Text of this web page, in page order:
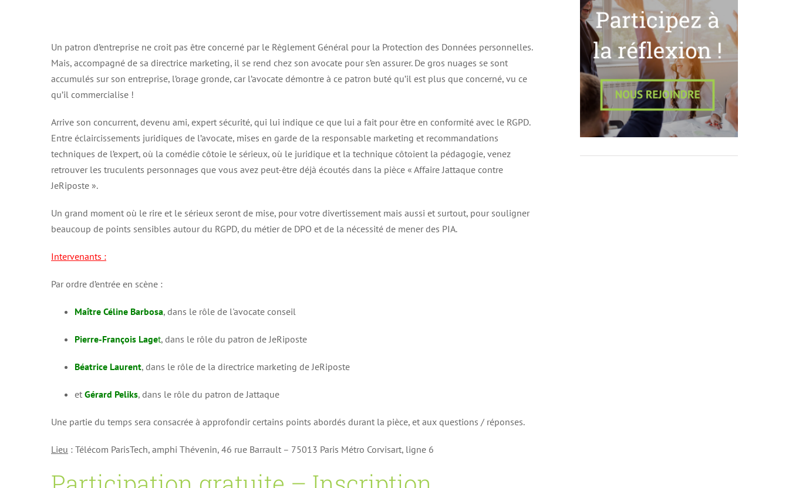
Un patron d’entreprise ne croit pas être concerné par le Règlement Général pour la Protection des Données personnelles.
Mais, accompagné de sa directrice marketing, il se rend chez son avocate pour s’en assurer. De gros nuages se sont
accumulés sur son entreprise, l’orage gronde, car l’avocate démontre à ce patron buté qu’il est plus que concerné, vu ce
qu’il commercialise !
Arrive son concurrent, devenu ami, expert sécurité, qui lui indique ce que lui a fait pour être en conformité avec le RGPD.
Entre éclaircissements juridiques de l’avocate, mises en garde de la responsable marketing et recommandations
techniques de l’expert, où la comédie côtoie le sérieux, où le juridique et la technique côtoient la pédagogie, venez
retrouver les truculents personnages que vous avez peut-être déjà écoutés dans la pièce « Affaire Jattaque contre
JeRiposte ».
Un grand moment où le rire et le sérieux seront de mise, pour votre divertissement mais aussi et surtout, pour souligner
beaucoup de points sensibles autour du RGPD, du métier de DPO et de la nécessité de mener des PIA.
Intervenants :
Par ordre d’entrée en scène :
Maître Céline Barbosa, dans le rôle de l'avocate conseil
Pierre-François Laget, dans le rôle du patron de JeRiposte
Béatrice Laurent, dans le rôle de la directrice marketing de JeRiposte
et Gérard Peliks, dans le rôle du patron de Jattaque
Une partie du temps sera consacrée à approfondir certains points abordés durant la pièce, et aux questions / réponses.
Lieu : Télécom ParisTech, amphi Thévenin, 46 rue Barrault – 75013 Paris Métro Corvisart, ligne 6